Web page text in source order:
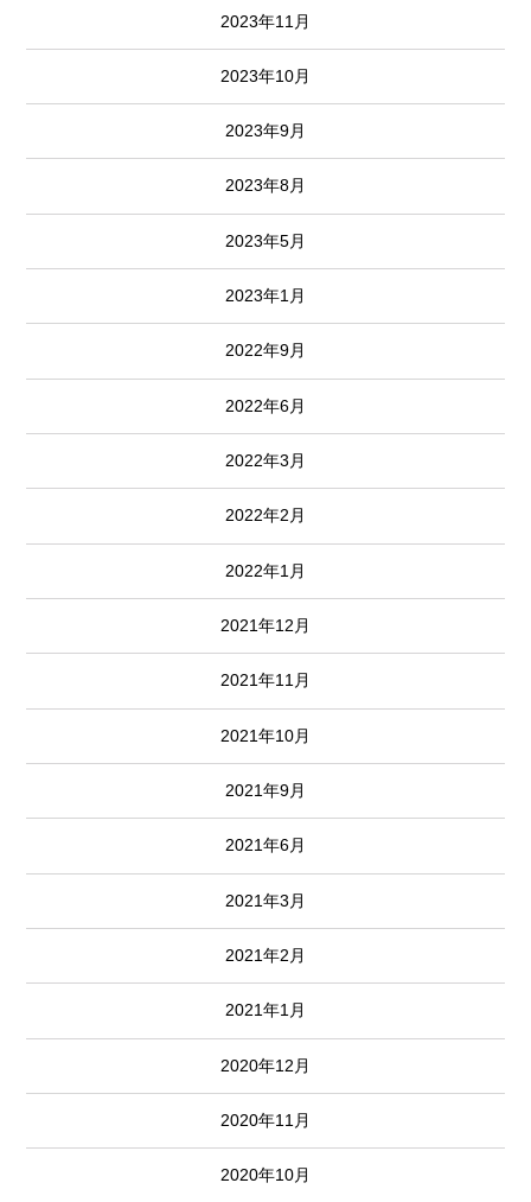
2023年11月
2023年10月
2023年9月
2023年8月
2023年5月
2023年1月
2022年9月
2022年6月
2022年3月
2022年2月
2022年1月
2021年12月
2021年11月
2021年10月
2021年9月
2021年6月
2021年3月
2021年2月
2021年1月
2020年12月
2020年11月
2020年10月